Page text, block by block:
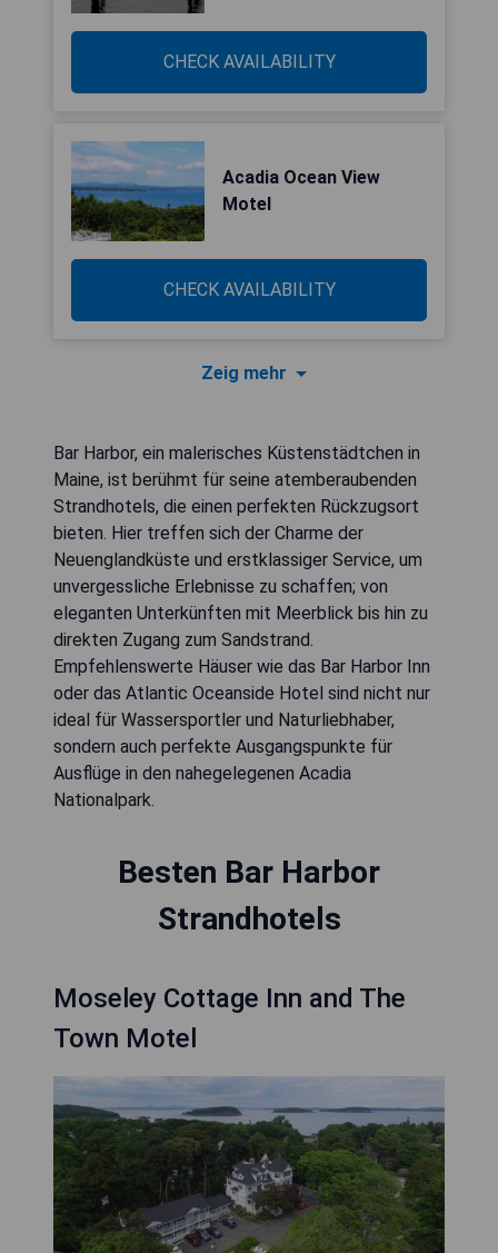
CHECK AVAILABILITY
Acadia Ocean View
Motel
CHECK AVAILABILITY
Zeig mehr
Bar Harbor, ein malerisches Küstenstädtchen in
Maine, ist berühmt für seine atemberaubenden
Strandhotels, die einen perfekten Rückzugsort
bieten. Hier treffen sich der Charme der
Neuenglandküste und erstklassiger Service, um
unvergessliche Erlebnisse zu schaffen; von
eleganten Unterkünften mit Meerblick bis hin zu
direkten Zugang zum Sandstrand.
Empfehlenswerte Häuser wie das Bar Harbor Inn
oder das Atlantic Oceanside Hotel sind nicht nur
ideal für Wassersportler und Naturliebhaber,
sondern auch perfekte Ausgangspunkte für
Ausflüge in den nahegelegenen Acadia
Nationalpark.
Besten Bar Harbor
Strandhotels
Moseley Cottage Inn and The
Town Motel